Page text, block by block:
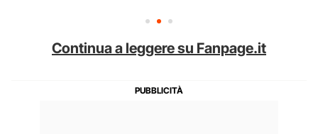
Continua a leggere su Fanpage.it